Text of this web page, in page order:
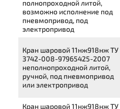
полнопроходной литой,
возможно исполнение под
пневмопривод, под
электропривод
Кран шаровой11нж918нжТУ
3742-008-97965425-2007
неполнопроходной литой,
ручной, под пневмопривод
или электропривод
Кран шаровой11нж918нжТУ